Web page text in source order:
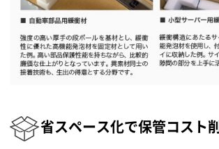
省スペース化で保管コスト